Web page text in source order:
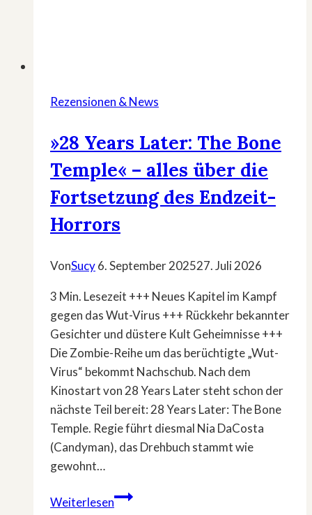
Rezensionen & News
»28 Years Later: The Bone
Temple« – alles über die
Fortsetzung des Endzeit-
Horrors
VonSucy6. September 202527. Juli 2026
3 Min. Lesezeit +++ Neues Kapitel im Kampf
gegen das Wut-Virus +++ Rückkehr bekannter
Gesichter und düstere Kult Geheimnisse +++
Die Zombie-Reihe um das berüchtigte „Wut-
Virus“ bekommt Nachschub. Nach dem
Kinostart von 28 Years Later steht schon der
nächste Teil bereit: 28 Years Later: The Bone
Temple. Regie führt diesmal Nia DaCosta
(Candyman), das Drehbuch stammt wie
gewohnt…
Weiterlesen»28